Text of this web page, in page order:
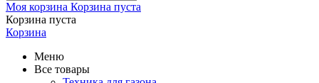
Моя корзина Корзина пуста
Корзина пуста
Корзина
Меню
Все товары